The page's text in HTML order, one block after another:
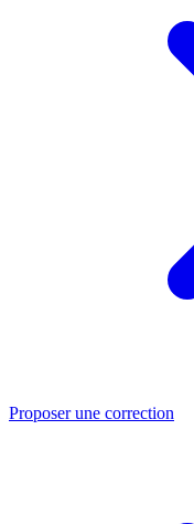
Proposer une correction